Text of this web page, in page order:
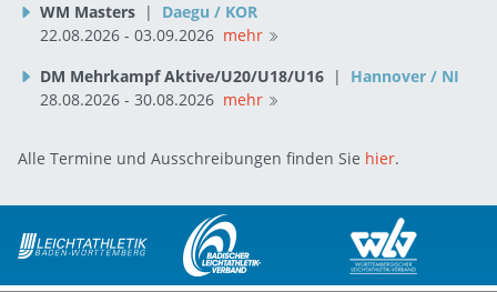
WM Masters |
Daegu / KOR
22.08.2026 - 03.09.2026 mehr
DM Mehrkampf Aktive/U20/U18/U16 |
Hannover / NI
28.08.2026 - 30.08.2026 mehr
Alle Termine und Ausschreibungen finden Sie hier.